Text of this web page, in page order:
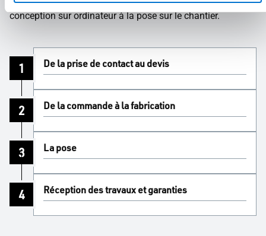
conception sur ordinateur à la pose sur le chantier.
1 De la prise de contact au devis
2 De la commande à la fabrication
3 La pose
4 Réception des travaux et garanties